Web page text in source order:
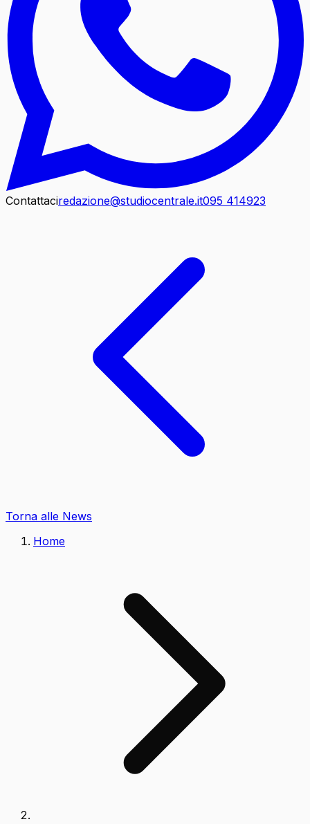
Contattaciredazione@studiocentrale.it095 414923
Torna alle News
Home